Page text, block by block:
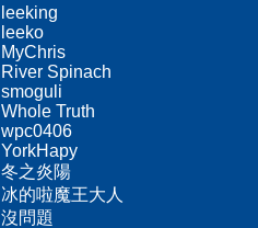
leeking
leeko
MyChris
River Spinach
smoguli
Whole Truth
wpc0406
YorkHapy
冬之炎陽
冰的啦魔王大人
沒問題